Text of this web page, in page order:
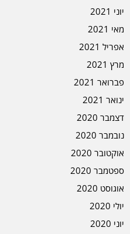
יוני 2021
מאי 2021
אפריל 2021
מרץ 2021
פברואר 2021
ינואר 2021
דצמבר 2020
נובמבר 2020
אוקטובר 2020
ספטמבר 2020
אוגוסט 2020
יולי 2020
יוני 2020